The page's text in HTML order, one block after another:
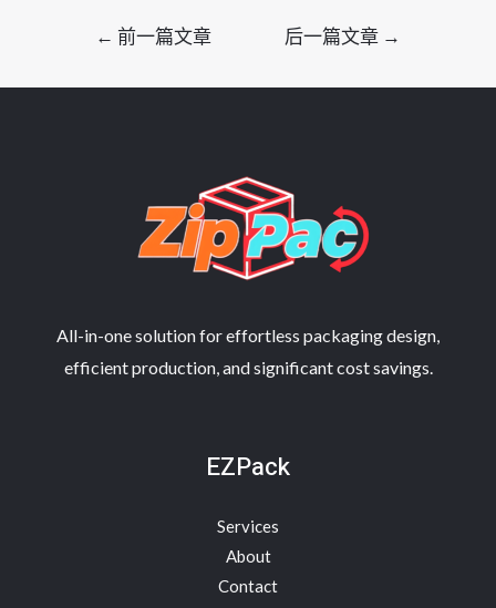
导
← 前一篇文章 后一篇文章 →
All-in-one solution for effortless packaging design,
efficient production, and significant cost savings.
EZPack
Services
About
Contact